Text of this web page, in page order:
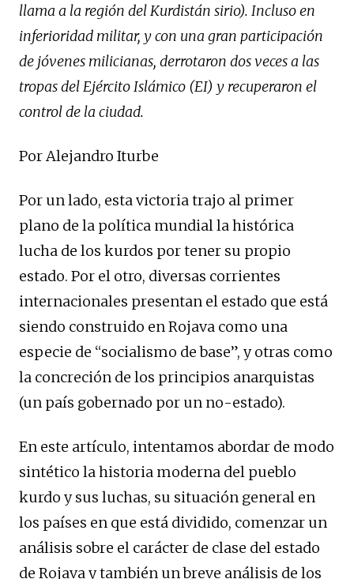
llama a la región del Kurdistán sirio). Incluso en
inferioridad militar, y con una gran participación
de jóvenes milicianas, derrotaron dos veces a las
tropas del Ejército Islámico (EI) y recuperaron el
control de la ciudad.
Por Alejandro Iturbe
Por un lado, esta victoria trajo al primer
plano de la política mundial la histórica
lucha de los kurdos por tener su propio
estado. Por el otro, diversas corrientes
internacionales presentan el estado que está
siendo construido en Rojava como una
especie de “socialismo de base”, y otras como
la concreción de los principios anarquistas
(un país gobernado por un no-estado).
En este artículo, intentamos abordar de modo
sintético la historia moderna del pueblo
kurdo y sus luchas, su situación general en
los países en que está dividido, comenzar un
análisis sobre el carácter de clase del estado
de Rojava y también un breve análisis de los